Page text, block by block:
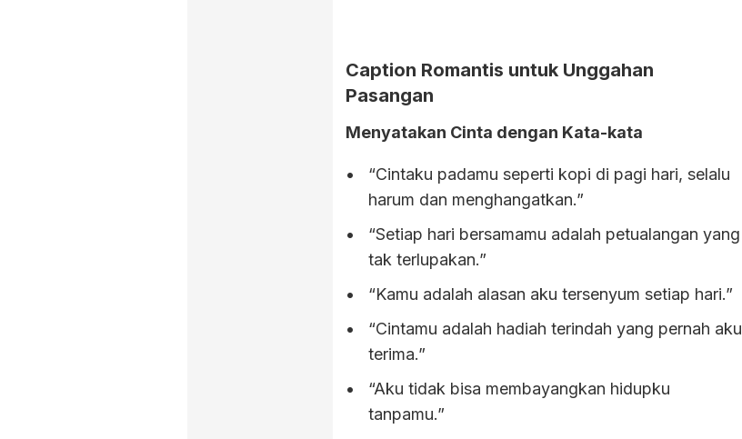
Caption Romantis untuk Unggahan
Pasangan
Menyatakan Cinta dengan Kata-kata
“Cintaku padamu seperti kopi di pagi hari, selalu
harum dan menghangatkan.”
“Setiap hari bersamamu adalah petualangan yang
tak terlupakan.”
“Kamu adalah alasan aku tersenyum setiap hari.”
“Cintamu adalah hadiah terindah yang pernah aku
terima.”
“Aku tidak bisa membayangkan hidupku
tanpamu.”